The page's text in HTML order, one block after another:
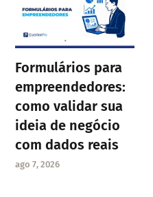
Formulários para
empreendedores:
como validar sua
ideia de negócio
com dados reais
ago 7, 2026